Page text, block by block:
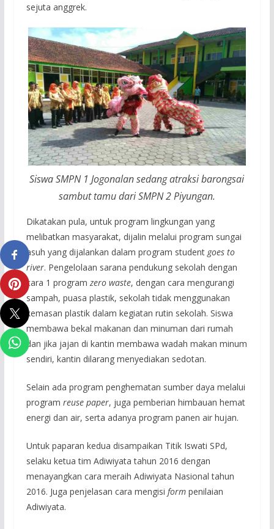
sejuta anggrek.
Siswa SMPN 1 Jogonalan sedang atraksi barongsai
sambut tamu dari SMPN 2 Piyungan.
Dikatakan pula, untuk program lingkungan yang
melibatkan masyarakat, dijalin melalui program sungai
asuh yang dijalankan dalam program student goes to
river. Pengelolaan sarana pendukung sekolah dengan
cara 1 program zero waste, dengan cara mengurangi
sampah, puasa plastik, sekolah tidak menggunakan
kemasan plastik dalam kegiatan rutin sekolah. Siswa
membawa bekal makanan dan minuman dari rumah
dan jika jajan di kantin membawa wadah makan minum
sendiri, kantin dilarang menyediakan sedotan.
Selain ada program penghematan sumber daya melalui
program reuse paper, juga pemberian himbauan hemat
energi dan air, serta adanya program panen air hujan.
Untuk paparan kedua disampaikan Titik Iswati SPd,
selaku ketua tim Adiwiyata tahun 2016 dengan
menayangkan cara meraih Adiwiyata Nasional tahun
2016. Juga penjelasan cara mengisi formpenilaian
Adiwiyata.